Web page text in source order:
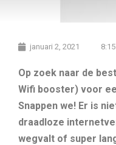
januari 2, 2021
Op zoek naar de
Wifi booster) voor
Snappen we! Er is
draadloze
wegvalt of super